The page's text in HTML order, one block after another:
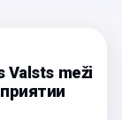
Valsts meži